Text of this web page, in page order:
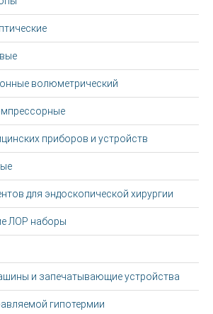
волюметрический
приборов и устройств
для эндоскопической хирургии
ЛОР наборы
и запечатывающие устройства
гипотермии